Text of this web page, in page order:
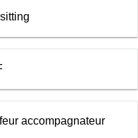
accompagnateur